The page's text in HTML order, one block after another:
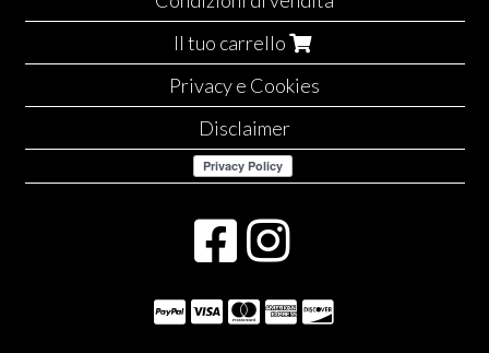
Il tuo carrello
Privacy e Cookies
Disclaimer